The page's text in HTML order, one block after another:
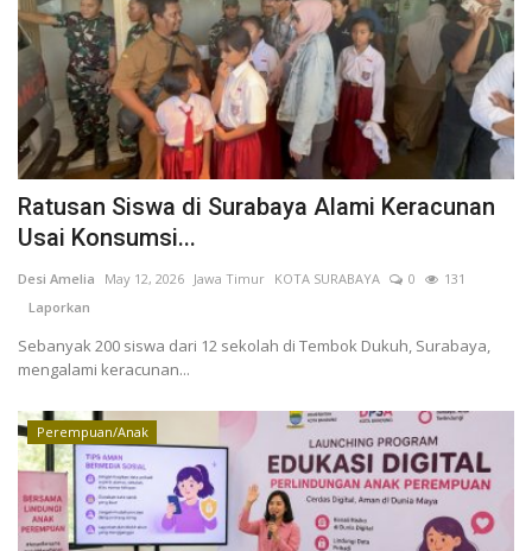
Ratusan Siswa di Surabaya Alami Keracunan
Usai Konsumsi...
Desi Amelia May 12, 2026 Jawa Timur KOTA SURABAYA 0
131
Laporkan
Sebanyak 200 siswa dari 12 sekolah di Tembok Dukuh, Surabaya,
mengalami keracunan...
Perempuan/Anak